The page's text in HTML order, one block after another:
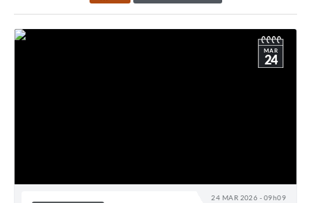
24 MAR 2026 - 09h09
MAR
24